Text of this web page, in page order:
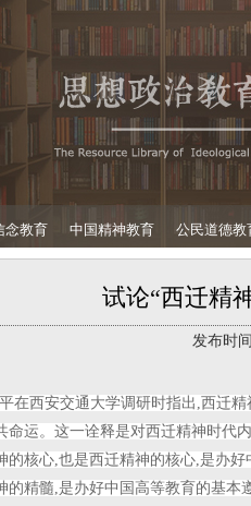
念教育 中国精神教育 公民道德教
试论“西迁精
发布时间
在西安交通大学调研时指出,西迁
命运。这一诠释是对西迁精神时代
的核心,也是西迁精神的核心,是办
的精髓,是办好中国高等教育的基